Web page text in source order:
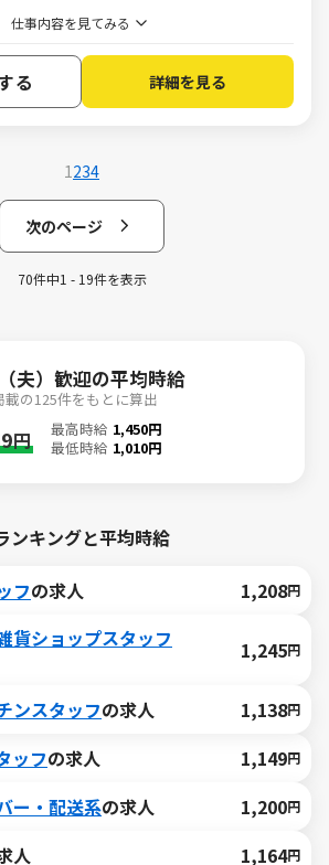
仕事内容を見てみる
る 詳細を見る
1234
次のページ
70件中1 - 19件を表示
夫）歓迎の平均時給
の125件をもとに算出
円 最高時給 1,450円
最低時給 1,010円
ンキングと平均時給
フの求人 1,208円
貨ショップスタッフ
1,245円
ンスタッフの求人 1,138円
ッフの求人 1,149円
ー・配送系の求人 1,200円
人 1,164円